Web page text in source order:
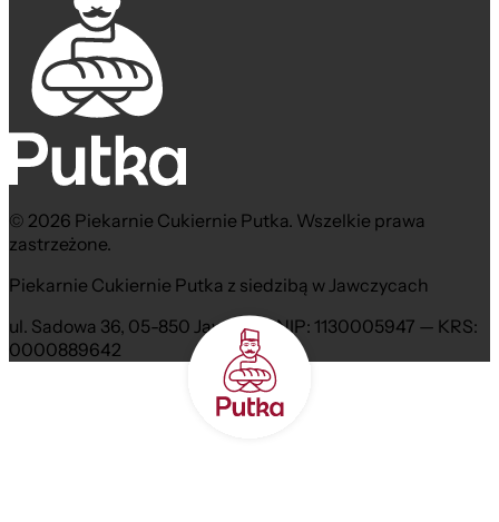
© 2026 Piekarnie Cukiernie Putka. Wszelkie prawa
zastrzeżone.
Piekarnie Cukiernie Putka z siedzibą w Jawczycach
ul. Sadowa 36, 05-850 Jawczyce NIP: 1130005947 — KRS:
0000889642